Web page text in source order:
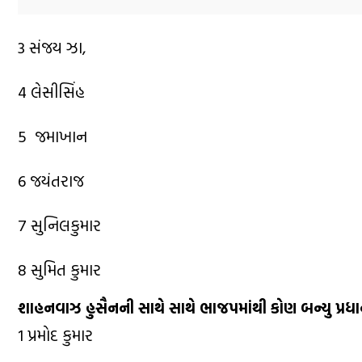
3 સંજય ઝા,
4 લેસીસિંહ
5 જમાખાન
6 જયંતરાજ
7 સુનિલકુમાર
8 સુમિત કુમાર
શાહનવાઝ હુસૈનની સાથે સાથે ભાજપમાંથી કોણ બન્યુ
1 પ્રમોદ કુમાર